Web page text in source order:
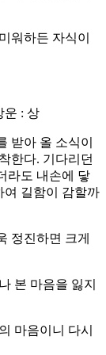
워하든 자식이
운 : 상
받아 올 소식이
한다. 기다리던
라도 내손에 닿
여 길함이 감할까
정진하면 크게
본 마음을 잃지
마음이니 다시